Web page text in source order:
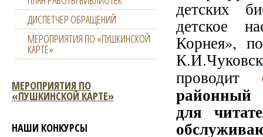
детских
детское
Корнея»,
проводит
районный
для
ДИСПЕТЧЕР ОБРАЩЕНИЙ
МЕРОПРИЯТИЯ ПО «ПУШКИНСКОЙ
КАРТЕ»
МЕРОПРИЯТИЯ ПО
«ПУШКИНСКОЙ КАРТЕ»
НАШИ КОНКУРСЫ